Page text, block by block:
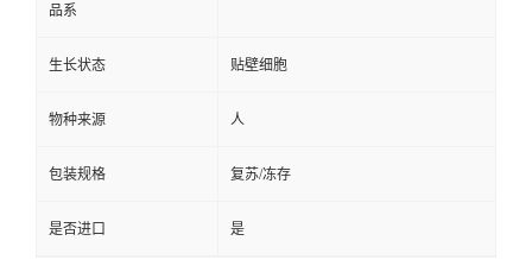
品系
生长状态 贴壁细胞
物种来源 人
包装规格 复苏/冻存
是否进口 是